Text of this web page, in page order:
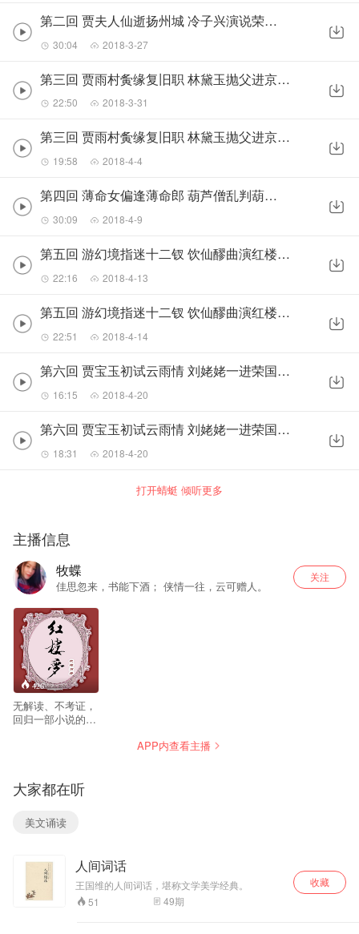
第二回 贾夫人仙逝扬州城 冷子兴演说荣国府
30:04 2018-3-27
第三回 贾雨村夤缘复旧职 林黛玉抛父进京都（上）
22:50 2018-3-31
第三回 贾雨村夤缘复旧职 林黛玉抛父进京都（下）
19:58 2018-4-4
第四回 薄命女偏逢薄命郎 葫芦僧乱判葫芦案
30:09 2018-4-9
第五回 游幻境指迷十二钗 饮仙醪曲演红楼梦（上）
22:16 2018-4-13
第五回 游幻境指迷十二钗 饮仙醪曲演红楼梦（下）
22:51 2018-4-14
第六回 贾宝玉初试云雨情 刘姥姥一进荣国府（上）
16:15 2018-4-20
第六回 贾宝玉初试云雨情 刘姥姥一进荣国府（下）
18:31 2018-4-20
打开蜻蜓 倾听更多
主播信息
牧蝶
佳思忽来，书能下酒； 侠情一往，云可赠人。
关注
426
无解读、不考证，
回归一部小说的纯
底本播读，带领听
众跟随木石前盟、
展，一起体会诗化
春生命的真正价
值，点点忧情，丝
丝入韵，于暇时静
APP内查看主播
大家都在听
美文诵读
人间词话
王国维的人间词话，堪称文学美学经典。
51
49期
收藏